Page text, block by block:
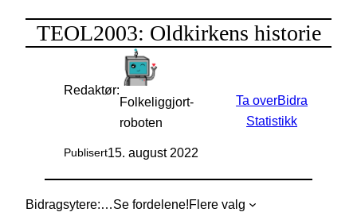
TEOL2003: Oldkirkens historie
Redaktør:
Folkeliggjort-
roboten
Publisert15. august 2022
Ta overBidra
Statistikk
Bidragsytere: Se fordelene!Flere valg